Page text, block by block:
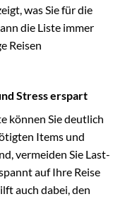
was Sie für die
die Liste immer
Reisen
Stress erspart
können Sie deutlich
Items und
vermeiden Sie Last-
auf Ihre Reise
auch dabei, den